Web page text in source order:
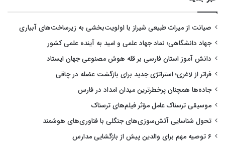
صیانت از میراث طبیعی شیراز با اولویت‌بخشی به زیرساخت‌های آبیاری
جهاد دانشگاهی؛ نماد جهاد علمی و امید به آینده علمی کشور
دانش آموز استان فارسی بر قله هوش مصنوعی جهان ایستاد
فراتر از لاغری؛ استراتژی جدید برای بازگشت عضله در چاقی
جاده‌ها همچنان پرخطرترین میدان امداد در فارس
موسیقی ترسناک عامل مؤثر فیلم‌های ترسناک
تحول شناسایی آتش‌سوزی‌های جنگلی با فناوری‌های هوشمند
۶ توصیه مهم برای والدین پیش از بازگشایی مدارس